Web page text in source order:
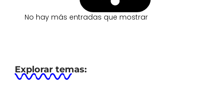
No hay más entradas que mostrar
Explorar temas: